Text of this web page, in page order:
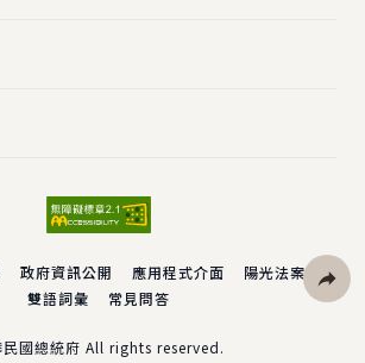
政府資訊公開 應用程式介面
陽光法案
雙語詞彙
常見問答
民國總統府 All rights reserved.